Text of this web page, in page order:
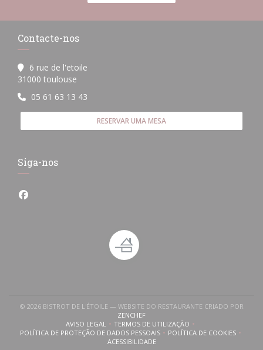
Contacte-nos
6 rue de l'etoile
31000 toulouse
05 61 63 13 43
RESERVAR UMA MESA
Siga-nos
Facebook ((abre numa nova janela))
© 2026 BISTROT DE L'ÉTOILE — WEBSITE DO RESTAURANTE CRIADO POR
ZENCHEF((ABRE NUMA NOVA JANELA))
AVISO LEGAL((ABRE NUMA NOVA JANELA))
TERMOS DE UTILIZAÇÃO((ABRE NUMA NOVA JANELA))
POLÍTICA DE PROTEÇÃO DE DADOS PESSOAIS
((ABRE NUMA NOVA JANELA))POLÍTICA DE COOKIES
((ABRE NUMA
ACESSIBILIDADE((ABRE NUMA NOVA JANELA))